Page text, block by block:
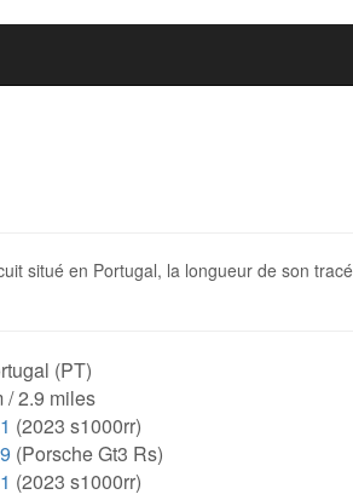
situé en Portugal, la longueur de son tracé
(PT)
/ 2.9 miles
(2023 s1000rr)
(Porsche Gt3 Rs)
(2023 s1000rr)